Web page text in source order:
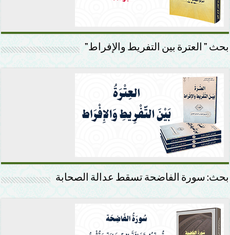
بحث ” العترة بين التفريط والإفراط”
بحث: سورة الفاضحة تسقط عدالة الصحابة